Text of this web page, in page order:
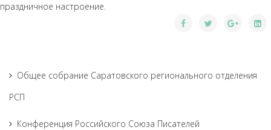
праздничное настроение.
Общее собрание Саратовского регионального отделения
РСП
Конференция Российского Союза Писателей